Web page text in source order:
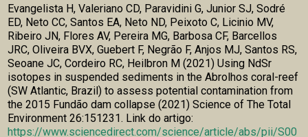
Evangelista H, Valeriano CD, Paravidini G, Junior SJ, Sodré
ED, Neto CC, Santos EA, Neto ND, Peixoto C, Licinio MV,
Ribeiro JN, Flores AV, Pereira MG, Barbosa CF, Barcellos
JRC, Oliveira BVX, Guebert F, Negrão F, Anjos MJ, Santos RS,
Seoane JC, Cordeiro RC, Heilbron M (2021) Using NdSr
isotopes in suspended sediments in the Abrolhos coral-reef
(SW Atlantic, Brazil) to assess potential contamination from
the 2015 Fundão dam collapse (2021) Science of The Total
Environment 26:151231. Link do artigo:
https://www.sciencedirect.com/science/article/abs/pii/S00